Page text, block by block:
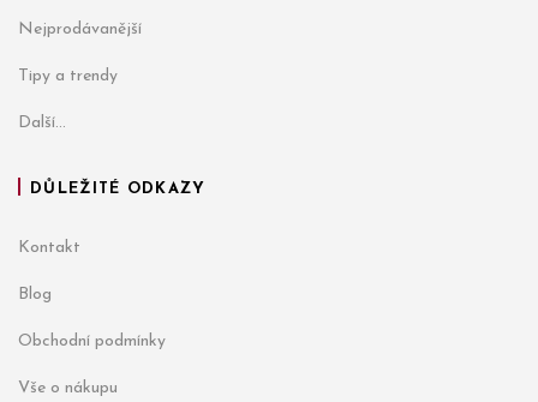
Nejprodávanější
Tipy a trendy
Další...
DŮLEŽITÉ ODKAZY
Kontakt
Blog
Obchodní podmínky
Vše o nákupu